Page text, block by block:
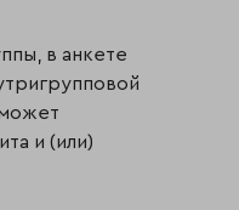
в анкете
и (или)